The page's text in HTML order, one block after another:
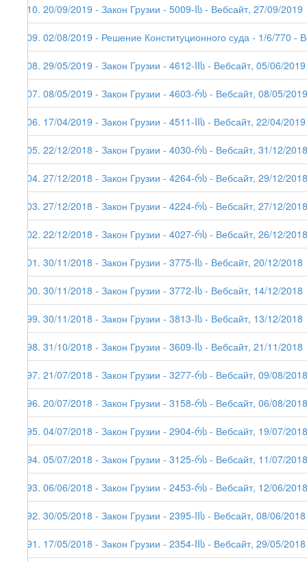
210. 20/09/2019 - Закон Грузии - 5009-Iს - Вебсайт, 27/09/2019
209. 02/08/2019 - Решение Конституционного суда - 1/6/770 -
208. 29/05/2019 - Закон Грузии - 4612-IIს - Вебсайт, 05/06/2019
207. 08/05/2019 - Закон Грузии - 4603-რს - Вебсайт, 08/05/2019
206. 17/04/2019 - Закон Грузии - 4511-IIს - Вебсайт, 22/04/2019
205. 22/12/2018 - Закон Грузии - 4030-რს - Вебсайт, 31/12/2018
204. 27/12/2018 - Закон Грузии - 4264-რს - Вебсайт, 29/12/2018
203. 27/12/2018 - Закон Грузии - 4224-რს - Вебсайт, 27/12/2018
202. 22/12/2018 - Закон Грузии - 4027-რს - Вебсайт, 26/12/2018
201. 30/11/2018 - Закон Грузии - 3775-Iს - Вебсайт, 20/12/2018
200. 30/11/2018 - Закон Грузии - 3772-Iს - Вебсайт, 14/12/2018
199. 30/11/2018 - Закон Грузии - 3813-Iს - Вебсайт, 13/12/2018
198. 31/10/2018 - Закон Грузии - 3609-Iს - Вебсайт, 21/11/2018
197. 21/07/2018 - Закон Грузии - 3277-რს - Вебсайт, 09/08/2018
196. 20/07/2018 - Закон Грузии - 3158-რს - Вебсайт, 06/08/2018
195. 04/07/2018 - Закон Грузии - 2904-რს - Вебсайт, 19/07/2018
194. 05/07/2018 - Закон Грузии - 3125-რს - Вебсайт, 11/07/2018
193. 06/06/2018 - Закон Грузии - 2453-რს - Вебсайт, 12/06/2018
192. 30/05/2018 - Закон Грузии - 2395-IIს - Вебсайт, 08/06/2018
191. 17/05/2018 - Закон Грузии - 2354-IIს - Вебсайт, 29/05/2018